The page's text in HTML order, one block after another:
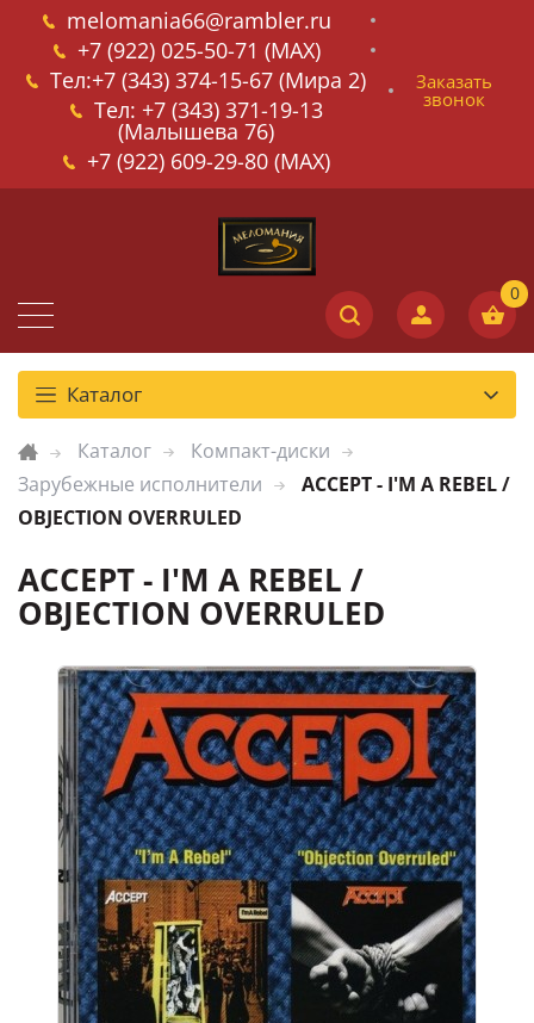
melomania66@rambler.ru
+7 (922) 025-50-71 (MAX)
Тел:+7 (343) 374-15-67 (Мира 2)
Тел: +7 (343) 371-19-13
(Малышева 76)
+7 (922) 609-29-80 (MAX)
Заказать
звонок
Каталог
Каталог
Компакт-диски
Зарубежные исполнители
ACCEPT - I'M A REBEL /
OBJECTION OVERRULED
ACCEPT - I'M A REBEL /
OBJECTION OVERRULED